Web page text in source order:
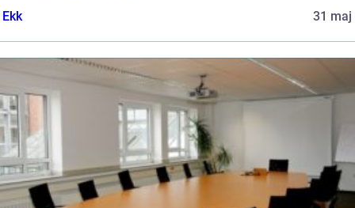
31 maj